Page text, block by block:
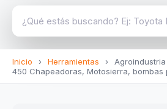
Inicio › Herramientas ›
450 Chapeadoras, Motosierra, bombas